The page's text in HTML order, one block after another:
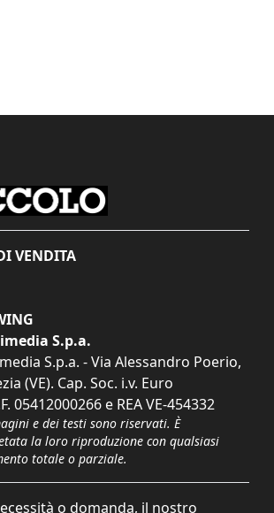
VENDITA
S.p.a.
S.p.a. - Via Alessandro Poerio,
(VE). Cap. Soc. i.v. Euro
05412000266 e REA VE-454332
e dei testi sono riservati. È
la loro riproduzione con qualsiasi
totale o parziale.
o domanda, il nostro